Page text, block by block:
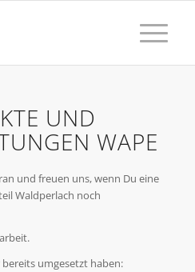
UND
WAPE
und freuen uns, wenn Du eine
Waldperlach noch
umgesetzt haben: